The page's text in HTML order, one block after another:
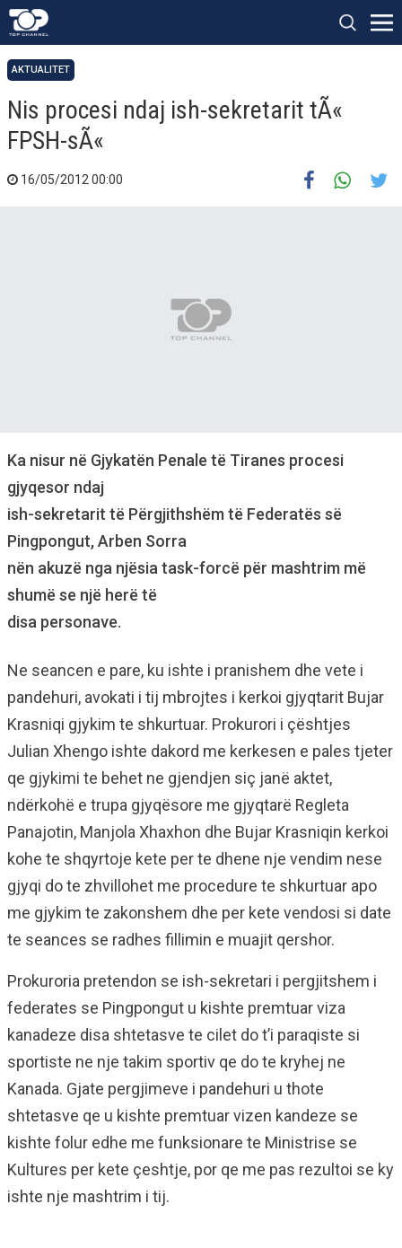
AKTUALITET
Nis procesi ndaj ish-sekretarit tÃ«
FPSH-sÃ«
16/05/2012 00:00
Ka nisur në Gjykatën Penale të Tiranes procesi
gjyqesor ndaj
ish-sekretarit të Përgjithshëm të Federatës së
Pingpongut, Arben Sorra
nën akuzë nga njësia task-forcë për mashtrim më
shumë se një herë të
disa personave.
Ne seancen e pare, ku ishte i pranishem dhe vete i
pandehuri, avokati i tij mbrojtes i kerkoi gjyqtarit Bujar
Krasniqi gjykim te shkurtuar. Prokurori i çështjes
Julian Xhengo ishte dakord me kerkesen e pales tjeter
qe gjykimi te behet ne gjendjen siç janë aktet,
ndërkohë e trupa gjyqësore me gjyqtarë Regleta
Panajotin, Manjola Xhaxhon dhe Bujar Krasniqin kerkoi
kohe te shqyrtoje kete per te dhene nje vendim nese
gjyqi do te zhvillohet me procedure te shkurtuar apo
me gjykim te zakonshem dhe per kete vendosi si date
te seances se radhes fillimin e muajit qershor.
Prokuroria pretendon se ish-sekretari i pergjitshem i
federates se Pingpongut u kishte premtuar viza
kanadeze disa shtetasve te cilet do t’i paraqiste si
sportiste ne nje takim sportiv qe do te kryhej ne
Kanada. Gjate pergjimeve i pandehuri u thote
shtetasve qe u kishte premtuar vizen kandeze se
kishte folur edhe me funksionare te Ministrise se
Kultures per kete çeshtje, por qe me pas rezultoi se ky
ishte nje mashtrim i tij.